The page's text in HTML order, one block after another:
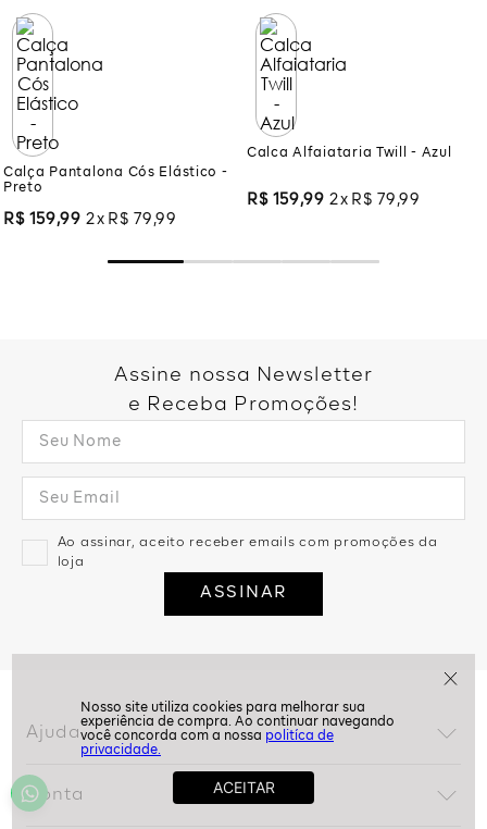
politíca de
privacidade.
Calça Pantalona Cós Elástico -
Preto
R$ 159,99 2 R$ 79 ,99
Calca Alfaiataria Twill - Azul
R$ 159,99 2 R$ 79 ,99
Assine nossa Newsletter
e Receba Promoções!
Ao assinar, aceito receber emails com promoções da
loja
ASSINAR
Ajuda
Dúvidas frequentes
Trocas e devoluções
Conta